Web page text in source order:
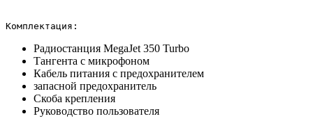
Комплектация:
Радиостанция MegaJet 350 Turbo
Тангента с микрофоном
Кабель питания с предохранителем
запасной предохранитель
Cкоба крепления
Руководство пользователя